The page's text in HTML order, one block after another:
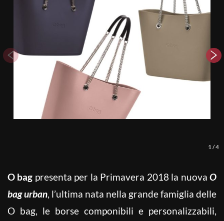
1 /4
O bag presenta per la Primavera 2018 la nuovaO
bag urban, l’ultima nata nella grande famiglia delle
O bag, le borse componibili e personalizzabili,